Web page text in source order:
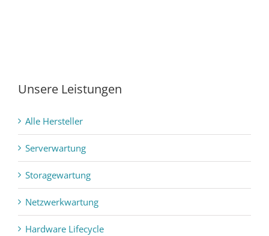
Unsere Leistungen
Alle Hersteller
Serverwartung
Storagewartung
Netzwerkwartung
Hardware Lifecycle